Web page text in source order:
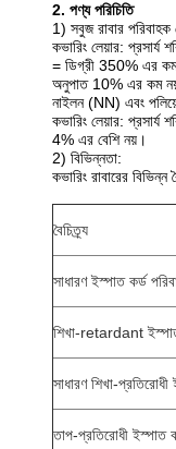
2. পণ্য পরিচিতি
1) সবুজ রাবার
কভারিং লেয়ার:
= ডিগ্রী 350% এর কম
অনুপাত 10% এর কম নয়
নাইলন (NN) এবং
কভারিং লেয়ার:
4% এর বেশি নয়।
2) বিভিন্নতা:
কভারিং রাবারের
বৈচিত্র্য
সাধারণ ইস্পাত কর্ড
শিখা-retardant ইস্পাত
সাধারণ শিখা-প্রতিরোধী
তাপ-প্রতিরোধী ইস্পাত